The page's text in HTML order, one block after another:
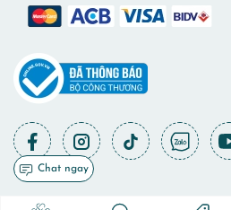
Chat ngay